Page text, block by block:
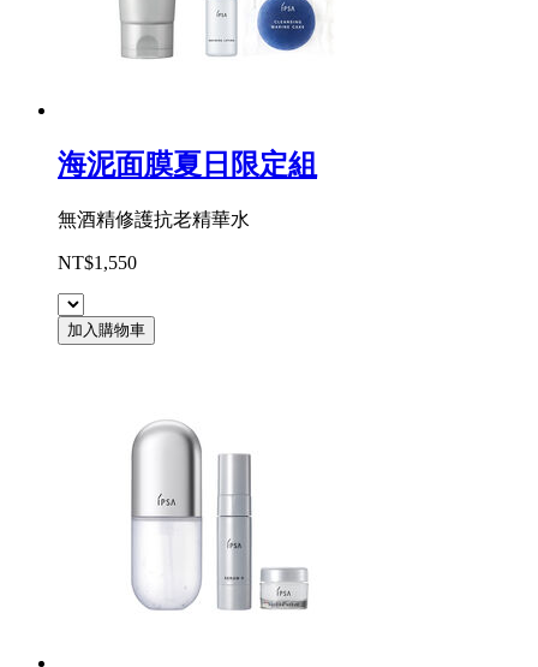
海泥面膜夏日限定組
無酒精修護抗老精華水
NT$1,550
加入購物車